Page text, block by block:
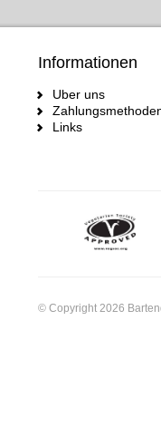
Informationen
Uber uns
Links
© Copyright 2026